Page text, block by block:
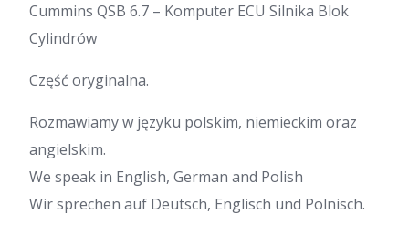
Cummins QSB 6.7 – Komputer ECU Silnika Blok
Cylindrów
Część oryginalna.
Rozmawiamy w języku polskim, niemieckim oraz
angielskim.
We speak in English, German and Polish
Wir sprechen auf Deutsch, Englisch und Polnisch.